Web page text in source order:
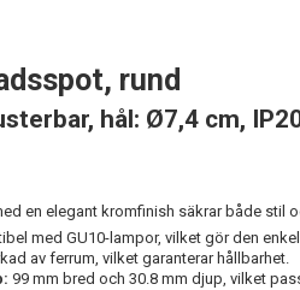
rund
hål: Ø7,4 cm,
en elegant kromfinish säkrar både stil
med GU10-lampor, vilket gör den
av ferrum, vilket garanterar hållbarhet.
99 mm bred och 30.8 mm djup, vilket